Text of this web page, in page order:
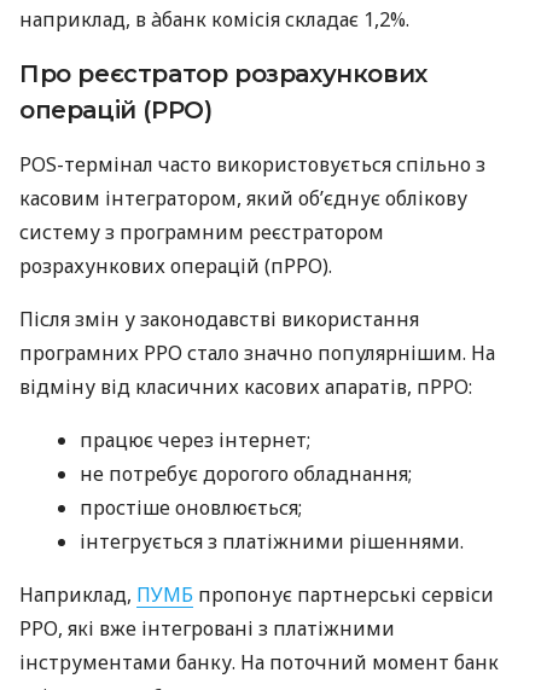
наприклад, в àбанк комісія складає 1,2%.
Про реєстратор розрахункових
операцій (РРО)
POS-термінал часто використовується спільно з
касовим інтегратором, який об’єднує облікову
систему з програмним реєстратором
розрахункових операцій (пРРО).
Після змін у законодавстві використання
програмних РРО стало значно популярнішим. На
відміну від класичних касових апаратів, пРРО:
працює через інтернет;
не потребує дорогого обладнання;
простіше оновлюється;
інтегрується з платіжними рішеннями.
Наприклад, ПУМБ пропонує партнерські сервіси
РРО, які вже інтегровані з платіжними
інструментами банку. На поточний момент банк